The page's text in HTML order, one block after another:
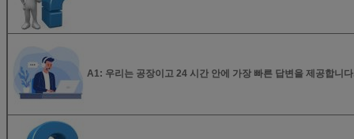
A1: 우리는 공장이고 24 시간 안에 가장 빠른 답변을 제공합니